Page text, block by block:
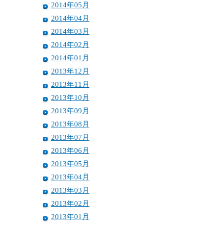
2014年05月
2014年04月
2014年03月
2014年02月
2014年01月
2013年12月
2013年11月
2013年10月
2013年09月
2013年08月
2013年07月
2013年06月
2013年05月
2013年04月
2013年03月
2013年02月
2013年01月